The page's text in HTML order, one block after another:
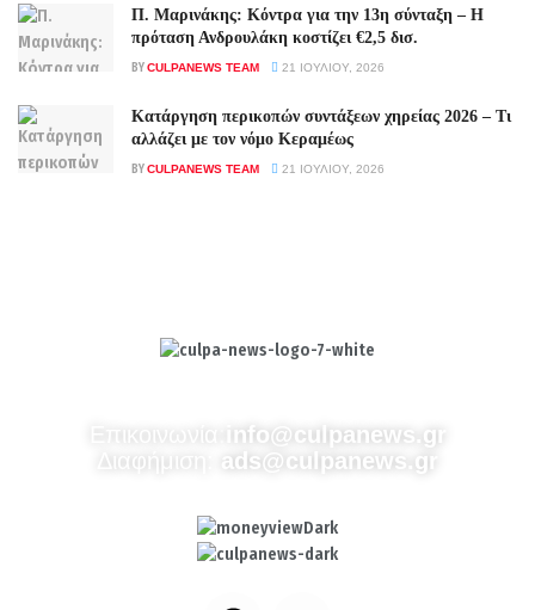
Π. Μαρινάκης: Κόντρα για την 13η σύνταξη – Η
πρόταση Ανδρουλάκη κοστίζει €2,5 δισ.
BYCULPANEWS TEAM 21 ΙΟΥΛΊΟΥ, 2026
Κατάργηση περικοπών συντάξεων χηρείας 2026 – Τι
αλλάζει με τον νόμο Κεραμέως
BYCULPANEWS TEAM 21 ΙΟΥΛΊΟΥ, 2026
info@culpanews.gr
Διαφήμιση:
ads@culpanews.gr